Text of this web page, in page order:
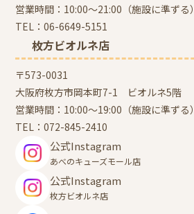
営業時間：10:00～21:00（施設に準ずる）
TEL：06-6649-5151
枚方ビオルネ店
〒573-0031
大阪府枚方市岡本町7-1 ビオルネ5階
営業時間：10:00～19:00（施設に準ずる）
TEL：072-845-2410
公式Instagram
あべのキューズモール店
公式Instagram
枚方ビオルネ店